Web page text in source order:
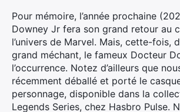
Pour mémoire, l’année prochaine
Downey Jr fera son grand retour au
l’univers de Marvel. Mais, cette-fois,
grand méchant, le fameux Docteur
l’occurrence. Notez d’ailleurs que
récemment déballé et porté le
personnage, disponible dans la
Legends Series, chez Hasbro Pulse.